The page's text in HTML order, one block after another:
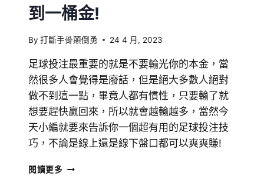
到一桶金!
By 打斷手骨顛倒勇 24 4 月, 2023
足球投注最重要的就是不要輸光你的本金，當
然很多人會覺得是廢話，但是絕大多數人絕對
做不到這一點，畢竟人都有慣性，只要輸了就
想要趕快贏回來，所以就會越輸越多，當然今
天小編就要來告訴你一個超有用的足球投注技
巧，不論是線上還是線下盤口都可以爽爽賺!
閱讀更多